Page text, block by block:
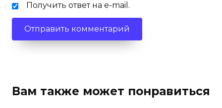
Получить ответ на e-mail.
Вам также может понравиться